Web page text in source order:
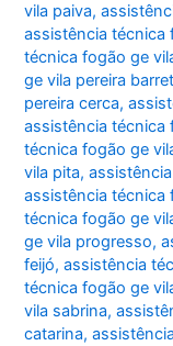
vila paiva,
assistência técnica
técnica fogão ge
ge vila pereira
pereira cerca,
assistência técnica
técnica fogão ge
vila pita,
assistência técnica
técnica fogão ge
ge vila progresso,
feijó,assistência
técnica fogão ge
vila sabrina,
catarina,